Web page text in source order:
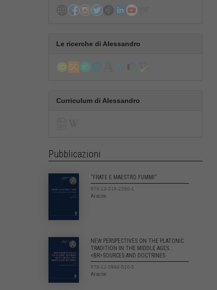
Le ricerche di Alessandro
Curriculum di Alessandro
Pubblicazioni
“FRATE E MAESTRO FUMMI”
979-12-218-2260-1
Aracne
NEW PERSPECTIVES ON THE PLATONIC
TRADITION IN THE MIDDLE AGES.
<BR>SOURCES AND DOCTRINES
979-12-5994-510-5
Aracne